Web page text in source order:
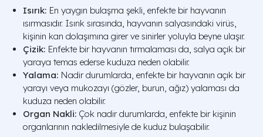
Isırık: En yaygın bulaşma şekli, enfekte bir hayvanın
ısırmasıdır. Isırık sırasında, hayvanın salyasındaki virüs,
kişinin kan dolaşımına girer ve sinirler yoluyla beyne ulaşır.
Çizik: Enfekte bir hayvanın tırmalaması da, salya açık bir
yaraya temas ederse kuduza neden olabilir.
Yalama: Nadir durumlarda, enfekte bir hayvanın açık bir
yarayı veya mukozayı (gözler, burun, ağız) yalaması da
kuduza neden olabilir.
Organ Nakli: Çok nadir durumlarda, enfekte bir kişinin
organlarının nakledilmesiyle de kuduz bulaşabilir.